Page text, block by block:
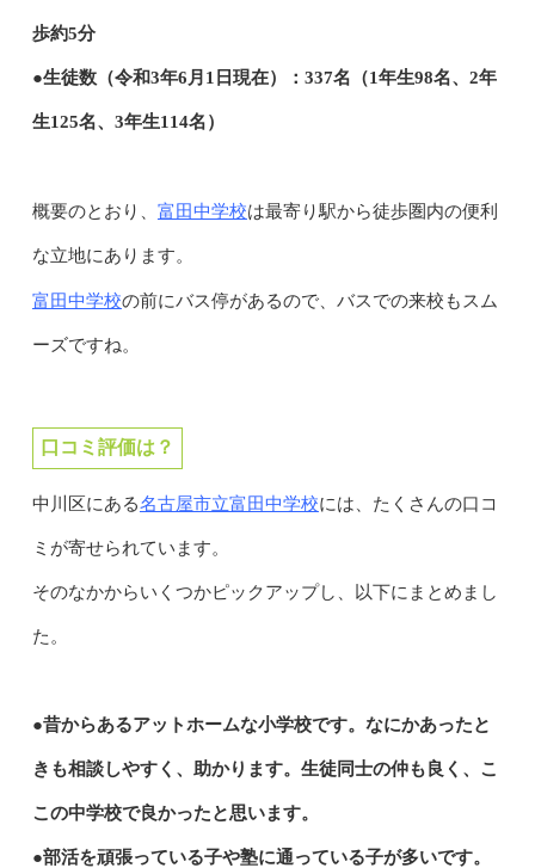
歩約5分
●生徒数（令和3年6月1日現在）：337名（1年生98名、2年
生125名、3年生114名）
概要のとおり、 富田中学校は最寄り駅から徒歩圏内の便利
な立地にあります。
富田中学校の前にバス停があるので、バスでの来校もスム
ーズですね。
口コミ評価は？
中川区にある名古屋市立富田中学校には、たくさんの口コ
ミが寄せられています。
そのなかからいくつかピックアップし、以下にまとめまし
た。
●昔からあるアットホームな小学校です。なにかあったと
きも相談しやすく、助かります。生徒同士の仲も良く、こ
この中学校で良かったと思います。
●部活を頑張っている子や塾に通っている子が多いです。